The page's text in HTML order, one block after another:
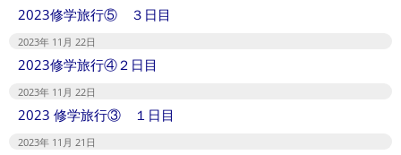
2023修学旅行⑤ ３日目
2023年 11月 22日
2023修学旅行④２日目
2023年 11月 22日
2023 修学旅行③ １日目
2023年 11月 21日